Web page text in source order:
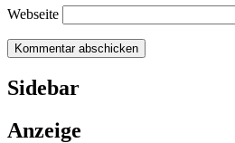
Webseite
Sidebar
Anzeige